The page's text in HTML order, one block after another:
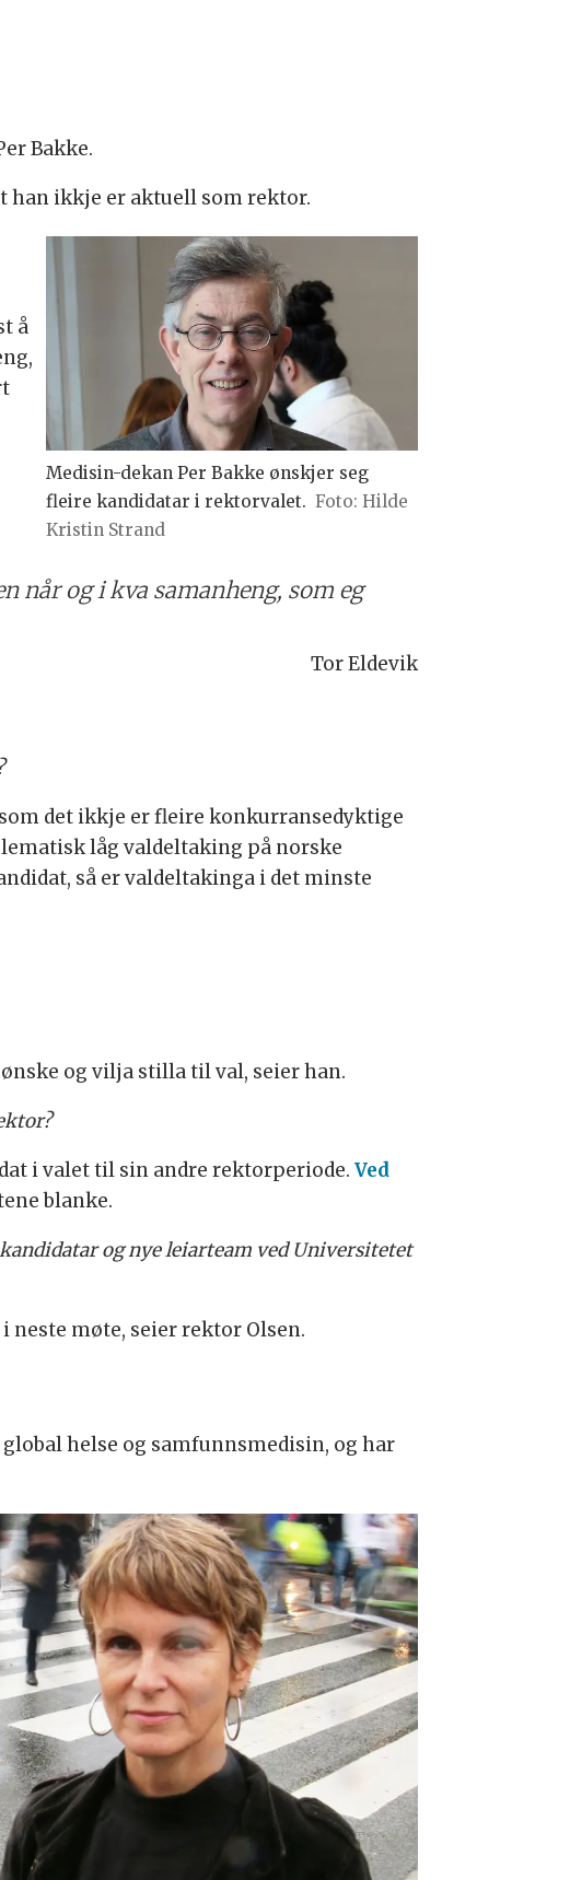
Bakke.
han ikkje er aktuell som rektor.
Medisin-dekan Per Bakke ønskjer seg
fleire kandidatar i rektorvalet. Foto: Hilde
Kristin Strand
å
når og i kva samanheng, som eg
Tor Eldevik
det ikkje er fleire konkurransedyktige
låg valdeltaking på norske
så er valdeltakinga i det minste
og vilja stilla til val, seier han.
i valet til sin andre rektorperiode.Ved
blanke.
og nye leiarteam ved Universitetet
neste møte, seier rektor Olsen.
helse og samfunnsmedisin, og har